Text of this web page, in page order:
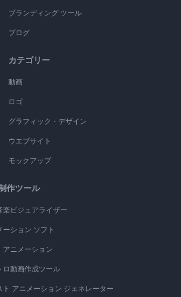
ブランディング ツール
ブログ
カテゴリー
動画
ロゴ
グラフィック・デザイン
ウエブサイト
モックアップ
作ツール
楽ビジュアライザー
ーション ソフト
アニメーション
ロ動画作成ツール
ト アニメーション ジェネレーター